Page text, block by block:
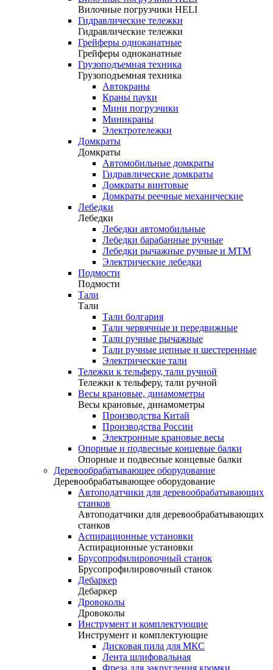
Вилочные погрузчики HELI
Гидравлические тележки
Гидравлические тележки
Грейферы одноканатные
Грейферы одноканатные
Грузоподъемная техника
Грузоподъемная техника
Автокраны
Краны пауки
Мини погрузчики
Миникраны
Электротележки
Домкраты
Домкраты
Автомобильные домкраты
Гидравлические домкраты
Домкраты винтовые
Домкраты реечные механические
Лебедки
Лебедки
Лебедки автомобильные
Лебедки барабанные ручные
Лебедки рычажные ручные и МТМ
Электрические лебедки
Подмости
Подмости
Тали
Тали
Тали болгария
Тали червячные и передвижные
Тали ручные рычажные
Тали ручные цепные и шестеренные
Электрические тали
Тележки к тельферу, тали ручной
Тележки к тельферу, тали ручной
Весы крановые, динамометры
Весы крановые, динамометры
Производства Китай
Производства России
Электронные крановые весы
Опорные и подвесные концевые балки
Опорные и подвесные концевые балки
Деревообрабатывающее оборудование
Деревообрабатывающее оборудование
Автоподатчики для деревообрабатывающих
станков
Автоподатчики для деревообрабатывающих
станков
Аспирационные установки
Аспирационные установки
Брусопрофилировочный станок
Брусопрофилировочный станок
Дебаркер
Дебаркер
Дровоколы
Дровоколы
Инструмент и комплектующие
Инструмент и комплектующие
Дисковая пила для МКС
Лента шлифовальная
Фреза для закругления кромки